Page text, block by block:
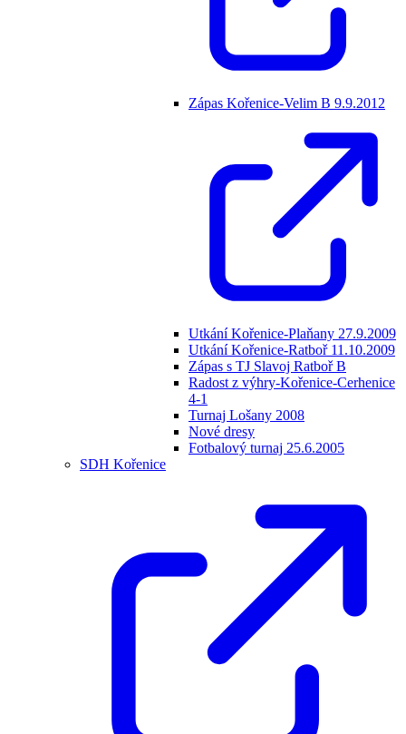
Zápas Kořenice-Velim B 9.9.2012
Utkání Kořenice-Plaňany 27.9.2009
Utkání Kořenice-Ratboř 11.10.2009
Zápas s TJ Slavoj Ratboř B
Radost z výhry-Kořenice-Cerhenice
4-1
Turnaj Lošany 2008
Nové dresy
Fotbalový turnaj 25.6.2005
SDH Kořenice